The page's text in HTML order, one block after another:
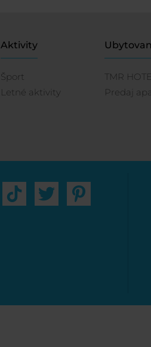
Aktivity
Šport
Letné aktivity
TMR
Predaj